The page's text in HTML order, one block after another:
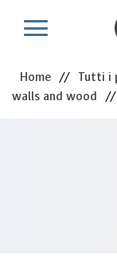
Home // Tutti i
walls and wood //